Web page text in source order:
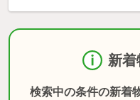
新着
検索中の条件の新着